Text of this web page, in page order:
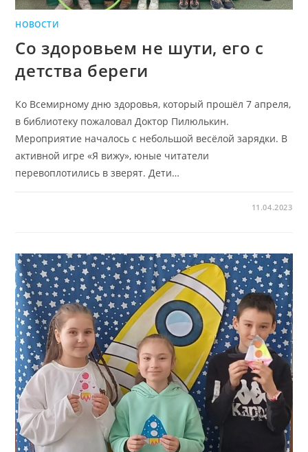
НОВОСТИ
Со здоровьем не шути, его с
детства береги
Ко Всемирному дню здоровья, который прошёл 7 апреля,
в библиотеку пожаловал Доктор Пилюлькин.
Мероприятие началось с небольшой весёлой зарядки. В
активной игре «Я вижу», юные читатели
перевоплотились в зверят. Дети…
11.04.2023